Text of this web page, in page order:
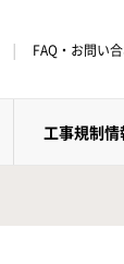
FAQ・お問い
工事規制情